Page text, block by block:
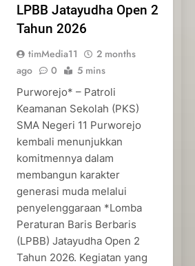
LPBB Jatayudha Open 2
Tahun 2026
timMedia11
2 months
ago
0 5 mins
Purworejo* – Patroli
Keamanan Sekolah (PKS)
SMA Negeri 11 Purworejo
kembali menunjukkan
komitmennya dalam
membangun karakter
generasi muda melalui
penyelenggaraan *Lomba
Peraturan Baris Berbaris
(LPBB) Jatayudha Open 2
Tahun 2026. Kegiatan yang